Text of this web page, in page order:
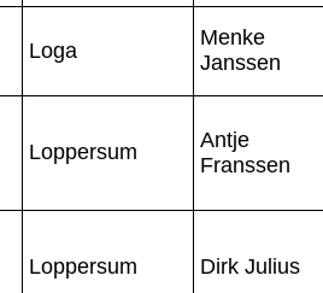
Loga
Menke
Janssen
Loppersum
Antje
Franssen
Loppersum Dirk Julius